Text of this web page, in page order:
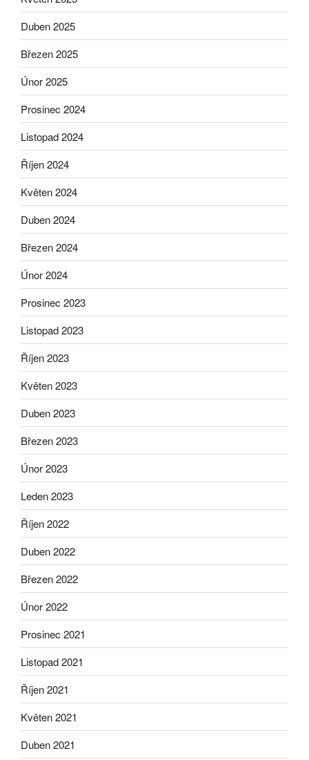
Duben 2025
Březen 2025
Únor 2025
Prosinec 2024
Listopad 2024
Říjen 2024
Květen 2024
Duben 2024
Březen 2024
Únor 2024
Prosinec 2023
Listopad 2023
Říjen 2023
Květen 2023
Duben 2023
Březen 2023
Únor 2023
Leden 2023
Říjen 2022
Duben 2022
Březen 2022
Únor 2022
Prosinec 2021
Listopad 2021
Říjen 2021
Květen 2021
Duben 2021